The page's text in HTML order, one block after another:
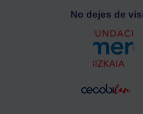
No dejes de